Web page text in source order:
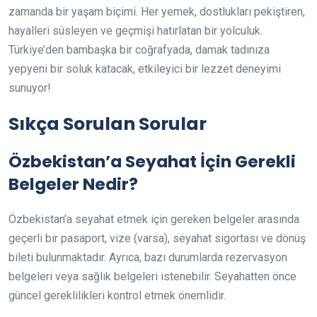
zamanda bir yaşam biçimi. Her yemek, dostlukları pekiştiren,
hayalleri süsleyen ve geçmişi hatırlatan bir yolculuk.
Türkiye’den bambaşka bir coğrafyada, damak tadınıza
yepyeni bir soluk katacak, etkileyici bir lezzet deneyimi
sunuyor!
Sıkça Sorulan Sorular
Özbekistan’a Seyahat İçin Gerekli
Belgeler Nedir?
Özbekistan’a seyahat etmek için gereken belgeler arasında
geçerli bir pasaport, vize (varsa), seyahat sigortası ve dönüş
bileti bulunmaktadır. Ayrıca, bazı durumlarda rezervasyon
belgeleri veya sağlık belgeleri istenebilir. Seyahatten önce
güncel gereklilikleri kontrol etmek önemlidir.